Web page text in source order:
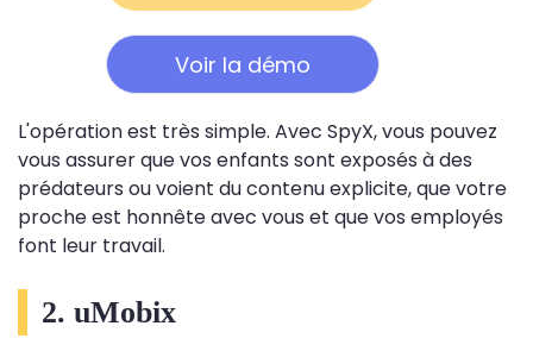
Voir la démo
L'opération est très simple. Avec SpyX, vous pouvez
vous assurer que vos enfants sont exposés à des
prédateurs ou voient du contenu explicite, que votre
proche est honnête avec vous et que vos employés
font leur travail.
2. uMobix